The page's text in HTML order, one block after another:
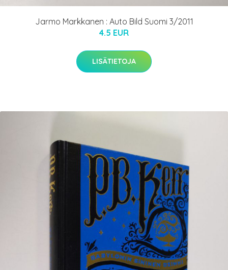
Jarmo Markkanen : Auto Bild Suomi 3/2011
4.5 EUR
LISÄTIETOJA